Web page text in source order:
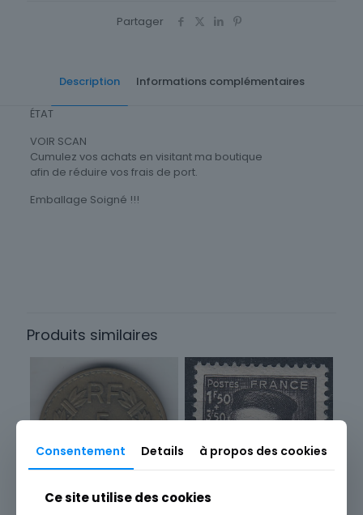
Partager
Description Informations complémentaires
ÉTAT
VOIR SCAN
Cumulez vos achats en visitant ma boutique
afin de réduire vos frais de port.
Emballage Soigné !!!
Type
Sous-type
Poste d'usage courant
France
Unité
Produits similaires
Consentement Details à propos des cookies
Ce site utilise des cookies